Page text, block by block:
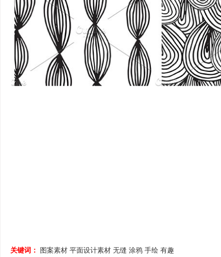
关键词： 图案素材 平面设计素材 无缝 涂鸦 手绘 有趣